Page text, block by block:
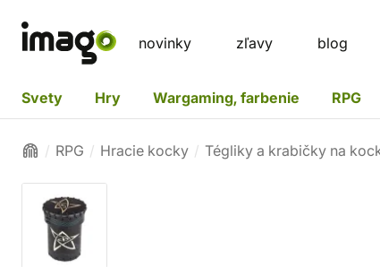
novinky zľavy blog
Svety Hry Wargaming, farbenie RPG
RPG Hracie kocky Tégliky a krabičky na